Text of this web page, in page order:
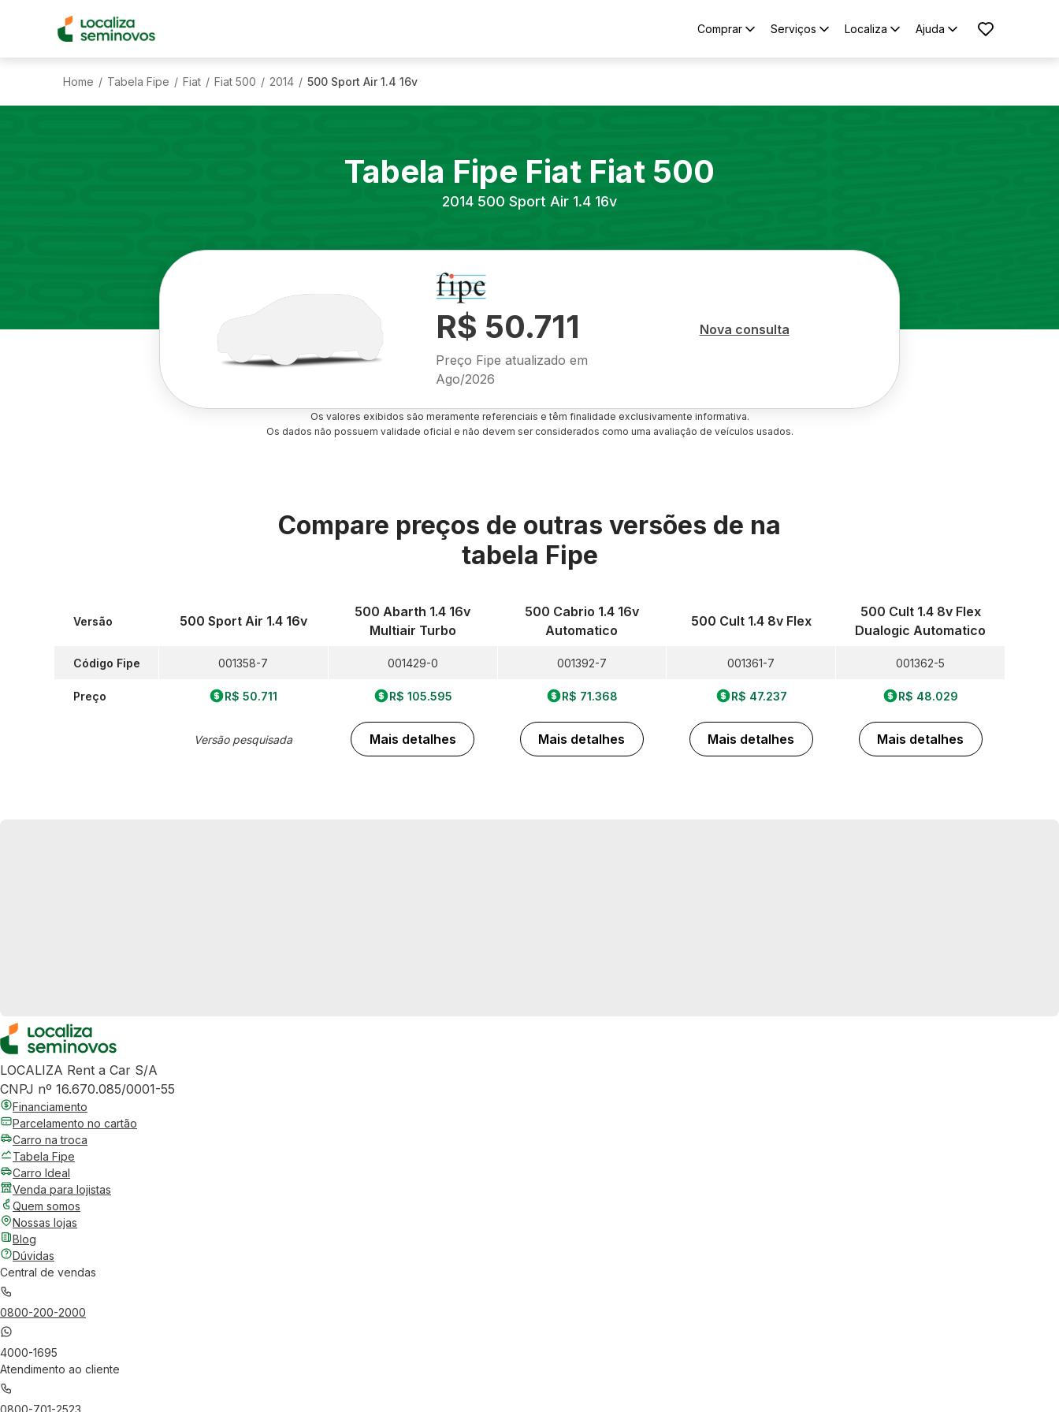
Comprar Serviços Localiza Ajuda
Home / Tabela Fipe / Fiat / Fiat 500 / 2014 / 500 Sport Air 1.4 16v
Tabela Fipe Fiat Fiat 500
2014 500 Sport Air 1.4 16v
R$ 50.711
Preço Fipe atualizado em
Ago/2026
Nova consulta
Os valores exibidos são meramente referenciais e têm finalidade exclusivamente informativa.
Os dados não possuem validade oficial e não devem ser considerados como uma avaliação de veículos usados.
Compare preços de outras versões de na
tabela Fipe
Versão
Código Fipe
Preço
500 Sport Air 1.4 16v
001358-7
R$ 50.711
Versão pesquisada
500 Abarth 1.4 16v
Multiair Turbo
001429-0
R$ 105.595
Mais detalhes
500 Cabrio 1.4 16v
Automatico
001392-7
R$ 71.368
Mais detalhes
500 Cult 1.4 8v Flex
001361-7
R$ 47.237
Mais detalhes
500 Cult 1.4 8v Flex
Dualogic Automatico
001362-5
R$ 48.029
Mais detalhes
LOCALIZA Rent a Car S/A
CNPJ nº 16.670.085/0001-55
Financiamento
Parcelamento no cartão
Carro na troca
Tabela Fipe
Carro Ideal
Venda para lojistas
Quem somos
Nossas lojas
Blog
Dúvidas
Central de vendas
0800-200-2000
4000-1695
Atendimento ao cliente
0800-701-2523